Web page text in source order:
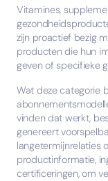
Vitamines,
zijn proactief bezig
producten die hun
geven of specifieke
Wat deze categorie
vinden dat werkt,
genereert
langetermijnrelaties
productinformatie,
certificeringen, om